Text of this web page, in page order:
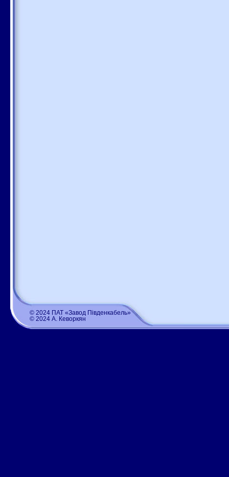
© 2024 ПАТ «Завод Південкабель»
© 2024 А. Кеворкян